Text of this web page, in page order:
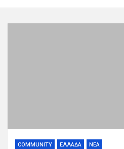
COMMUNITY ΕΛΛΑΔΑ ΝΕΑ